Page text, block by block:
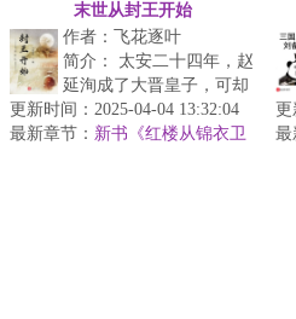
末世从封王开始
作者：飞花逐叶
简介： 太安二十四年，赵
延洵成了大晋皇子，可却
得知末世即将来临。
更新时间：2025-04-04 13:32:04
最新章节： 新书《红楼从锦衣卫
更
最